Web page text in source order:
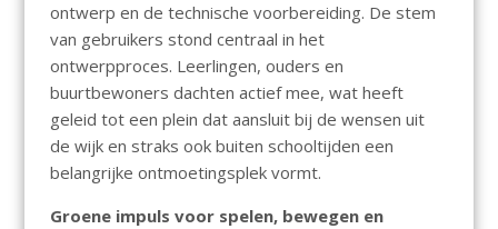
ontwerp en de technische voorbereiding. De stem
van gebruikers stond centraal in het
ontwerpproces. Leerlingen, ouders en
buurtbewoners dachten actief mee, wat heeft
geleid tot een plein dat aansluit bij de wensen uit
de wijk en straks ook buiten schooltijden een
belangrijke ontmoetingsplek vormt.
Groene impuls voor spelen, bewegen en